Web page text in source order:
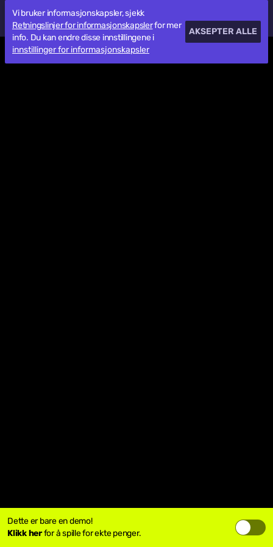
Dette er bare en demo!
Klikk herfor å spille for ekte penger.
Vi bruker informasjonskapsler, sjekk
Retningslinjer for informasjonskapslerfor mer
info. Du kan endre disse innstillingene i
innstillinger for informasjonskapsler
AKSEPTER ALLE